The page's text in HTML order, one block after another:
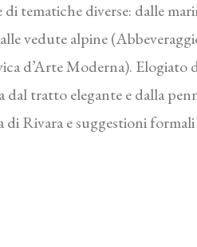
tematiche diverse: dalle
vedute alpine
d’Arte Moderna). Elogiato
tratto elegante e dalla
Rivara e suggestioni